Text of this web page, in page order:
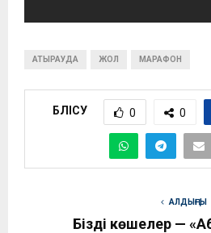
АТЫРАУДА ЖОЛ МАРАФОН
БӨЛІСУ 0 0
АЛДЫҢҒЫ
Біздің көшелер —